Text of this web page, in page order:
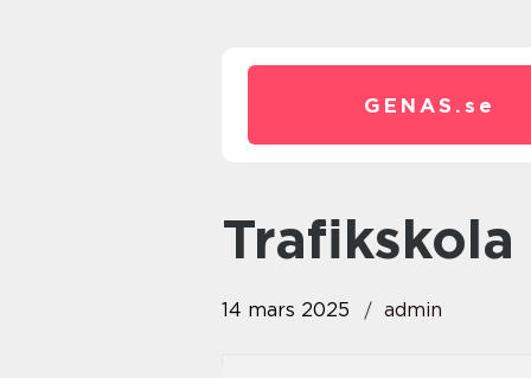
GENAS. se
14 mars 2025 admin